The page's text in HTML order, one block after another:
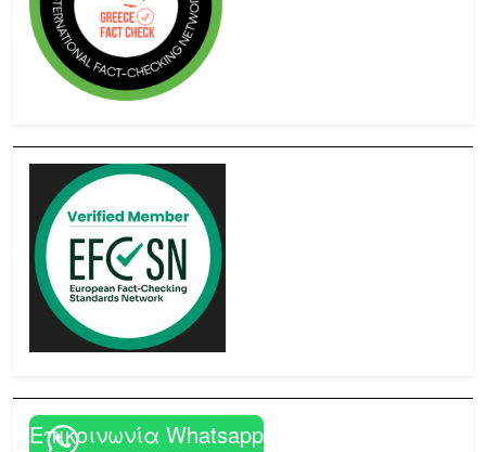
Επικοινωνία Whatsapp